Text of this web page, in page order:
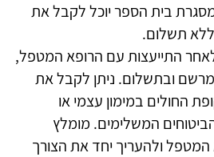
בית הספר יוכל לקבל את
27 ועד 45, לאחר התייעצות עם הרופא המטפל,
מרשם ובתשלום. ניתן לקבל את
החולים במימון עצמי או
המשלימים. מומלץ
ולהעריך יחד את הצורך